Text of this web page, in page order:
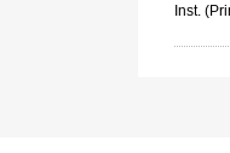
Inst.